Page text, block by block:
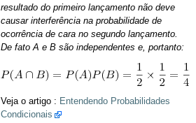
resultado do primeiro lançamento não deve
causar interferência na probabilidade de
ocorrência de cara no segundo lançamento.
De fato A e B são independentes e, portanto:
Veja o artigo : Entendendo Probabilidades
Condicionais